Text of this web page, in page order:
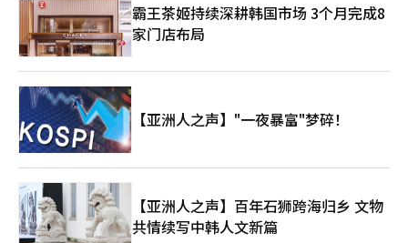
霸王茶姬持续深耕韩国市场 3个月完成8
家门店布局
【亚洲人之声】"一夜暴富"梦碎！
【亚洲人之声】百年石狮跨海归乡 文物
共情续写中韩人文新篇